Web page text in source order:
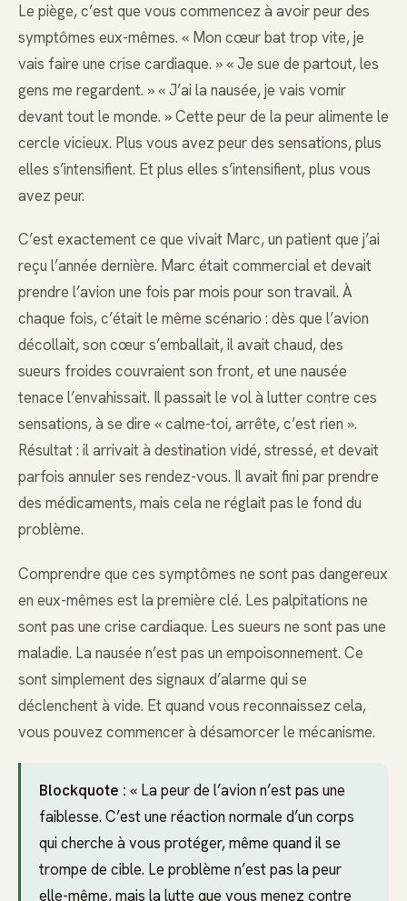
Le piège, c’est que vous commencez à avoir peur des
symptômes eux-mêmes. « Mon cœur bat trop vite, je
vais faire une crise cardiaque. » « Je sue de partout, les
gens me regardent. » « J’ai la nausée, je vais vomir
devant tout le monde. » Cette peur de la peur alimente le
cercle vicieux. Plus vous avez peur des sensations, plus
elles s’intensifient. Et plus elles s’intensifient, plus vous
avez peur.
C’est exactement ce que vivait Marc, un patient que j’ai
reçu l’année dernière. Marc était commercial et devait
prendre l’avion une fois par mois pour son travail. À
chaque fois, c’était le même scénario : dès que l’avion
décollait, son cœur s’emballait, il avait chaud, des
sueurs froides couvraient son front, et une nausée
tenace l’envahissait. Il passait le vol à lutter contre ces
sensations, à se dire « calme-toi, arrête, c’est rien ».
Résultat : il arrivait à destination vidé, stressé, et devait
parfois annuler ses rendez-vous. Il avait fini par prendre
des médicaments, mais cela ne réglait pas le fond du
problème.
Comprendre que ces symptômes ne sont pas dangereux
en eux-mêmes est la première clé. Les palpitations ne
sont pas une crise cardiaque. Les sueurs ne sont pas une
maladie. La nausée n’est pas un empoisonnement. Ce
sont simplement des signaux d’alarme qui se
déclenchent à vide. Et quand vous reconnaissez cela,
vous pouvez commencer à désamorcer le mécanisme.
Blockquote : « La peur de l’avion n’est pas une
faiblesse. C’est une réaction normale d’un corps
qui cherche à vous protéger, même quand il se
trompe de cible. Le problème n’est pas la peur
elle-même, mais la lutte que vous menez contre